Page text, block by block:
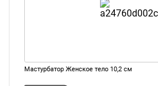
Мастурбатор Женское тело 10,2 см